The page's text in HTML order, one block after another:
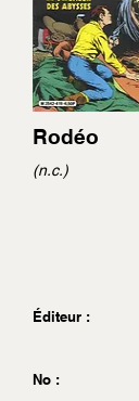
Rodéo
(n.c.)
Éditeur :
No :